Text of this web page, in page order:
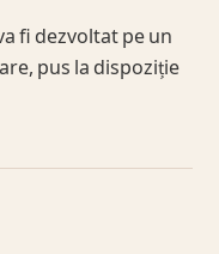
fi dezvoltat pe un
pus la dispoziție